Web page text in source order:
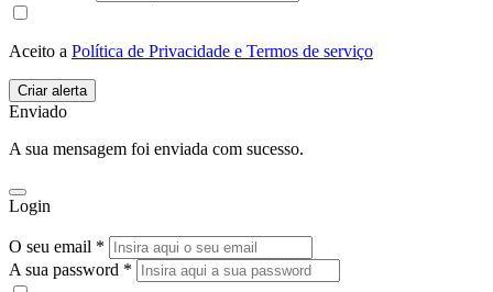
Aceito a Política de Privacidade e Termos de serviço
Enviado
A sua mensagem foi enviada com sucesso.
Login
O seu email *
A sua password *